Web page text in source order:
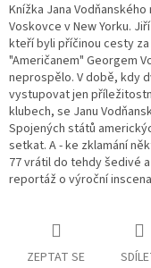
Knížka Jana
Voskovce v New Yorku.
kteří byli příčinou cesty za
"Američanem" Georgem
neprospělo. V době, kdy
vystupovat jen
klubech, se Janu
Spojených států
setkat. A - ke zklamání
77 vrátil do tehdy šedivé
reportáž o výroční
ZEPTAT SE